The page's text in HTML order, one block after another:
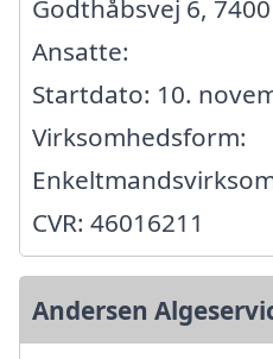
Godthåbsvej 6,
Ansatte:
Startdato: 10.
Virksomhedsform:
CVR: 46016211
Andersen